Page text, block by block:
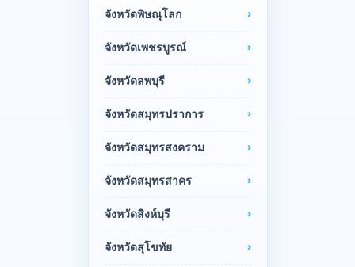
จังหวัดพิษณุโลก
จังหวัดเพชรบูรณ์
จังหวัดลพบุรี
จังหวัดสมุทรปราการ
จังหวัดสมุทรสงคราม
จังหวัดสมุทรสาคร
จังหวัดสิงห์บุรี
จังหวัดสุโขทัย